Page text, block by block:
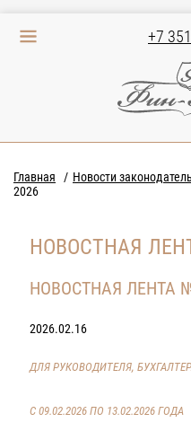
+7
Главная Новости
2026
НОВОСТНАЯ
НОВОСТНАЯ ЛЕНТА
2026.02.16
ДЛЯ РУКОВОДИТЕЛЯ,
С 09.02.2026 ПО 13.02.2026 ГОДА